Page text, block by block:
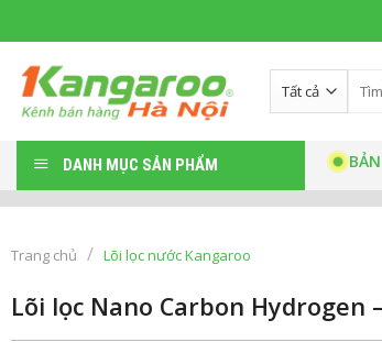
kiếm:
DANH MỤC SẢN PHẨM
Trang chủ / Lõi lọc nước Kangaroo
Lõi lọc Nano Carbon Hydrogen –